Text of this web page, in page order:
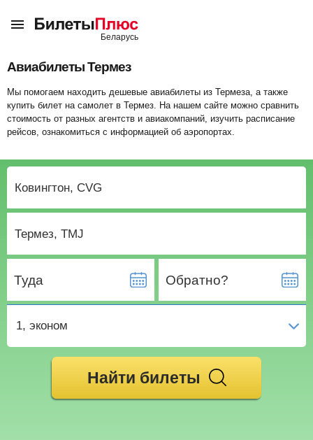
Авиабилеты Термез
Мы помогаем находить дешевые авиабилеты из Термеза, а также
купить билет на самолет в Термез. На нашем сайте можно сравнить
стоимость от разных агентств и авиакомпаний, изучить расписание
рейсов, ознакомиться с информацией об аэропортах.
Туда Обратно?
1, эконом
Найти билеты